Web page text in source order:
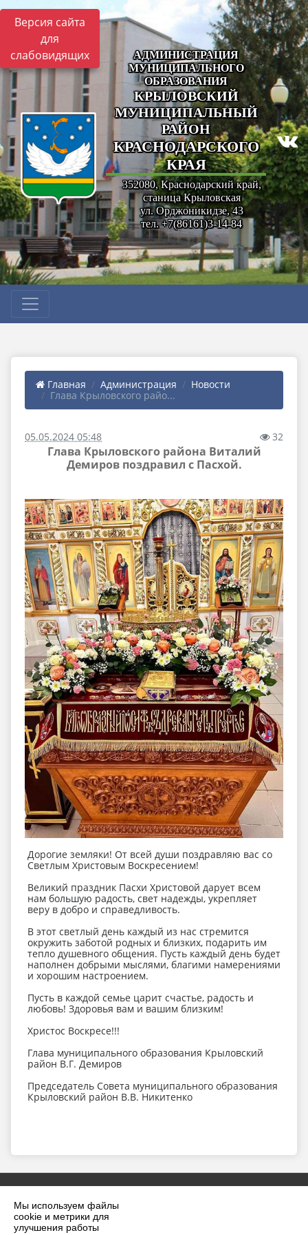
Мы используем файлы
cookie и метрики для
улучшения работы
Версия сайта
для
слабовидящих
АДМИНИСТРАЦИЯ
МУНИЦИПАЛЬНОГО
ОБРАЗОВАНИЯ
КРЫЛОВСКИЙ
МУНИЦИПАЛЬНЫЙ
РАЙОН
КРАСНОДАРСКОГО
КРАЯ
352080, Краснодарский край,
станица Крыловская
ул. Орджоникидзе, 43
тел. +7(86161)3-14-84
Главная Администрация
Новости
Глава Крыловского райо...
05.05.2024 05:48 32
Глава Крыловского района Виталий
Демиров поздравил с Пасхой.
Дорогие земляки! От всей души поздравляю вас со
Светлым Христовым Воскресением!
Великий праздник Пасхи Христовой дарует всем
нам большую радость, свет надежды, укрепляет
веру в добро и справедливость.
В этот светлый день каждый из нас стремится
окружить заботой родных и близких, подарить им
тепло душевного общения. Пусть каждый день будет
наполнен добрыми мыслями, благими намерениями
и хорошим настроением.⁣⁣
Пусть в каждой семье царит счастье, радость и
любовь! Здоровья вам и вашим близким!
Христос Воскресе!!!
Глава муниципального образования Крыловский
район В.Г. Демиров
Председатель Совета муниципального образования
Крыловский район В.В. Никитенко